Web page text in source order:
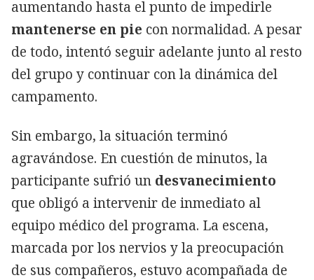
aumentando hasta el punto de impedirle
mantenerse en pie con normalidad. A pesar
de todo, intentó seguir adelante junto al resto
del grupo y continuar con la dinámica del
campamento.
Sin embargo, la situación terminó
agravándose. En cuestión de minutos, la
participante sufrió un desvanecimiento
que obligó a intervenir de inmediato al
equipo médico del programa. La escena,
marcada por los nervios y la preocupación
de sus compañeros, estuvo acompañada de